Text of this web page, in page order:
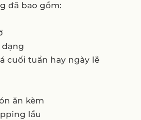
đã bao gồm:
dạng
cuối tuần hay ngày lễ
ăn kèm
lẩu